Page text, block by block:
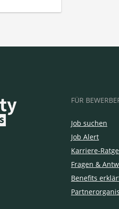
FÜR
Job suchen
Job Alert
Karriere-
Fragen &
Benefits